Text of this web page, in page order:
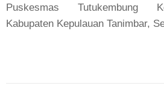
Puskesmas Tutukembung
Kabupaten Kepulauan Tanimbar,